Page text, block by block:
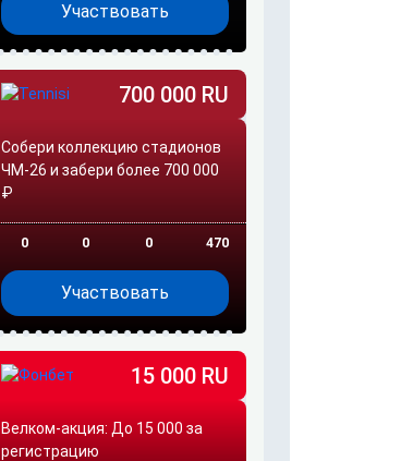
Участвовать
700 000 RU
Собери коллекцию стадионов
ЧМ-26 и забери более 700 000
₽
0 0 0 470
Участвовать
15 000 RU
Велком-акция: До 15 000 за
регистрацию